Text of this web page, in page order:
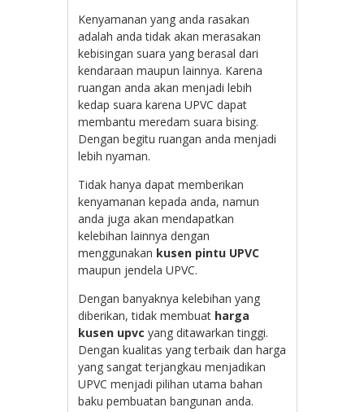
Kenyamanan yang anda rasakan
adalah anda tidak akan merasakan
kebisingan suara yang berasal dari
kendaraan maupun lainnya. Karena
ruangan anda akan menjadi lebih
kedap suara karena UPVC dapat
membantu meredam suara bising.
Dengan begitu ruangan anda menjadi
lebih nyaman.
Tidak hanya dapat memberikan
kenyamanan kepada anda, namun
anda juga akan mendapatkan
kelebihan lainnya dengan
menggunakan kusen pintu UPVC
maupun jendela UPVC.
Dengan banyaknya kelebihan yang
diberikan, tidak membuat harga
kusen upvcyang ditawarkan tinggi.
Dengan kualitas yang terbaik dan harga
yang sangat terjangkau menjadikan
UPVC menjadi pilihan utama bahan
baku pembuatan bangunan anda.